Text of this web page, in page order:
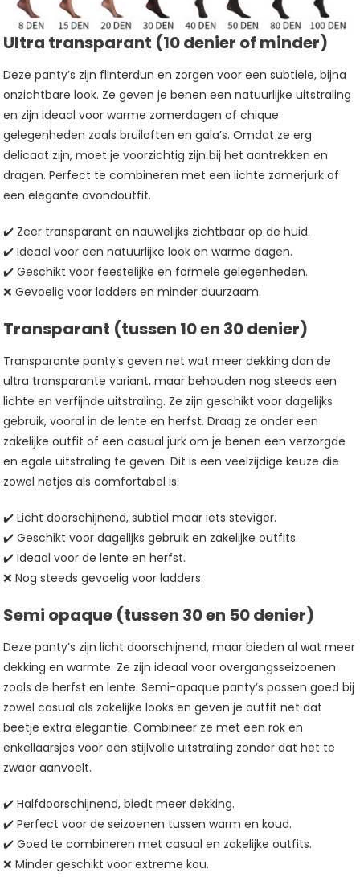
Ultra transparant (10 denier of minder)
Deze panty’s zijn flinterdun en zorgen voor een subtiele, bijna
onzichtbare look. Ze geven je benen een natuurlijke uitstraling
en zijn ideaal voor warme zomerdagen of chique
gelegenheden zoals bruiloften en gala’s. Omdat ze erg
delicaat zijn, moet je voorzichtig zijn bij het aantrekken en
dragen. Perfect te combineren met een lichte zomerjurk of
een elegante avondoutfit.
✔️ Zeer transparant en nauwelijks zichtbaar op de huid.
✔️ Ideaal voor een natuurlijke look en warme dagen.
✔️ Geschikt voor feestelijke en formele gelegenheden.
❌ Gevoelig voor ladders en minder duurzaam.
Transparant (tussen 10 en 30 denier)
Transparante panty’s geven net wat meer dekking dan de
ultra transparante variant, maar behouden nog steeds een
lichte en verfijnde uitstraling. Ze zijn geschikt voor dagelijks
gebruik, vooral in de lente en herfst. Draag ze onder een
zakelijke outfit of een casual jurk om je benen een verzorgde
en egale uitstraling te geven. Dit is een veelzijdige keuze die
zowel netjes als comfortabel is.
✔️ Licht doorschijnend, subtiel maar iets steviger.
✔️ Geschikt voor dagelijks gebruik en zakelijke outfits.
✔️ Ideaal voor de lente en herfst.
❌ Nog steeds gevoelig voor ladders.
Semi opaque (tussen 30 en 50 denier)
Deze panty’s zijn licht doorschijnend, maar bieden al wat meer
dekking en warmte. Ze zijn ideaal voor overgangsseizoenen
zoals de herfst en lente. Semi-opaque panty’s passen goed bij
zowel casual als zakelijke looks en geven je outfit net dat
beetje extra elegantie. Combineer ze met een rok en
enkellaarsjes voor een stijlvolle uitstraling zonder dat het te
zwaar aanvoelt.
✔️ Halfdoorschijnend, biedt meer dekking.
✔️ Perfect voor de seizoenen tussen warm en koud.
✔️ Goed te combineren met casual en zakelijke outfits.
❌ Minder geschikt voor extreme kou.